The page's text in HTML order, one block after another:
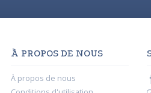
À PROPOS DE NOUS
À propos de nous